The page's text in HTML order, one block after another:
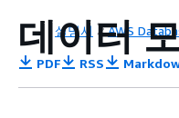
설명서 AWS
데이터
PDF RSS